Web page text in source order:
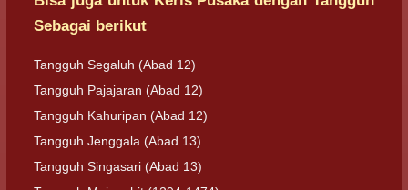
Sebagai berikut
Tangguh Segaluh (Abad 12)
Tangguh Pajajaran (Abad 12)
Tangguh Kahuripan (Abad 12)
Tangguh Jenggala (Abad 13)
Tangguh Singasari (Abad 13)